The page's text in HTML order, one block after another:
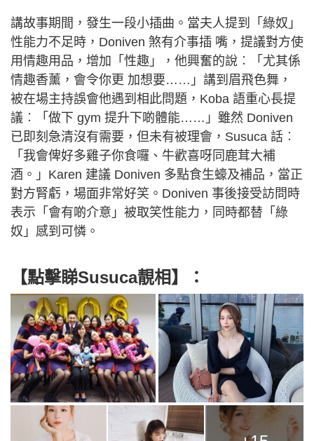
講故事期間，發生一段小插曲。當夫人提到「綠奴」
性能力不足時，Doniven 煞有介事插 嘴，提議對方使
用情趣用品，增加「性趣」，他興奮的說︰「尤其係
情趣香薰，會令你更 加想要……」講到眉飛色舞，
被在場主持誤會他遇到相此問題，Koba 語重心長提
議︰「做下 gym 提升下啲體能……」雖然 Doniven
已即刻急清沒有需要，但未有被理會，Susuca 話︰
「我會俾好多雞子你食囉、牛歡喜呀同鹿茸大補
酒。」Karen 建議 Doniven 多點食生蠔及補品，當正
對方腎虧，場面非常好笑。Doniven 事後接受訪問時
表示「會有啲介意」被取笑性能力，同時都替「綠
奴」感到可憐。
【點擊睇Susuca靚相】：